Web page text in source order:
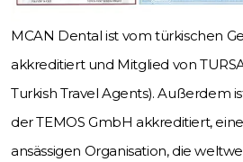
MCAN Dental ist vom türkischen
akkreditiert und Mitglied von
Turkish Travel Agents). Außerdem
der TEMOS GmbH akkreditiert,
ansässigen Organisation, die